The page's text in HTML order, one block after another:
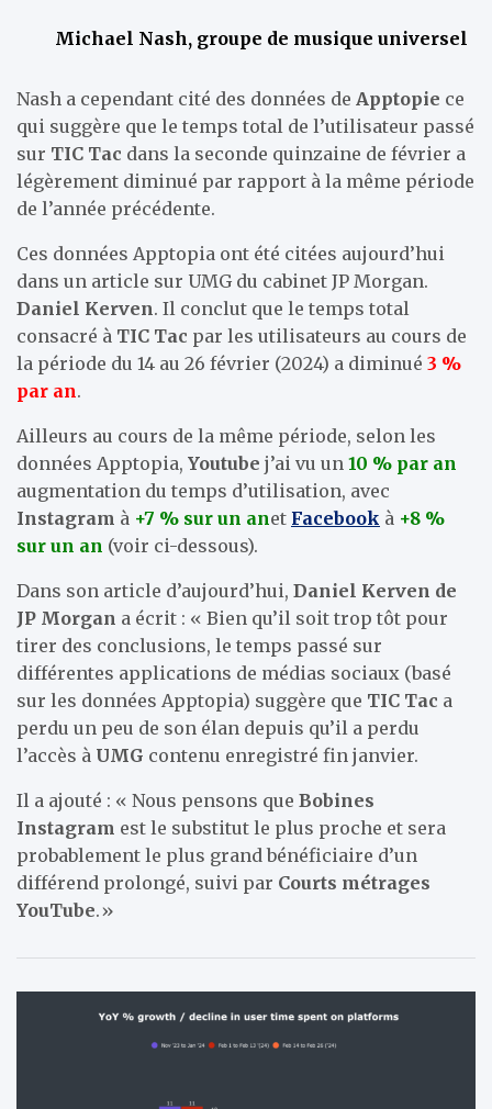
Michael Nash, groupe de musique universel
Nash a cependant cité des données de Apptopie ce
qui suggère que le temps total de l’utilisateur passé
sur TIC Tac dans la seconde quinzaine de février a
légèrement diminué par rapport à la même période
de l’année précédente.
Ces données Apptopia ont été citées aujourd’hui
dans un article sur UMG du cabinet JP Morgan.
Daniel Kerven. Il conclut que le temps total
consacré à TIC Tac par les utilisateurs au cours de
la période du 14 au 26 février (2024) a diminué 3 %
par an.
Ailleurs au cours de la même période, selon les
données Apptopia, Youtube j’ai vu un 10 % par an
augmentation du temps d’utilisation, avec
Instagram à +7 % sur un anet Facebook à +8 %
sur un an (voir ci-dessous).
Dans son article d’aujourd’hui, Daniel Kerven de
JP Morgan a écrit : « Bien qu’il soit trop tôt pour
tirer des conclusions, le temps passé sur
différentes applications de médias sociaux (basé
sur les données Apptopia) suggère que TIC Tac a
perdu un peu de son élan depuis qu’il a perdu
l’accès à UMG contenu enregistré fin janvier.
Il a ajouté : « Nous pensons que Bobines
Instagram est le substitut le plus proche et sera
probablement le plus grand bénéficiaire d’un
différend prolongé, suivi par Courts métrages
YouTube.»